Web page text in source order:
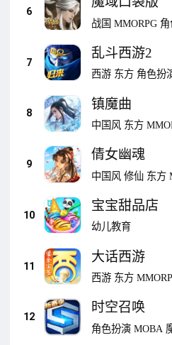
6
战国 MMORPG
7
乱斗西游2
西游 东方 角色扮
8
镇魔曲
中国风 东方
9
倩女幽魂
中国风 修仙 东方
10
宝宝甜品店
幼儿教育
11
大话西游
西游 东方
12
时空召唤
角色扮演 MOBA